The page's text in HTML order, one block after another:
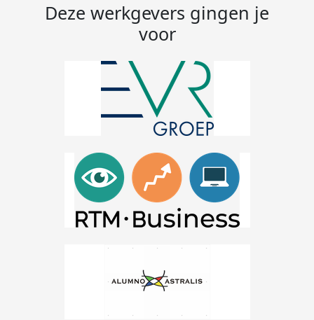
Deze werkgevers gingen je
voor